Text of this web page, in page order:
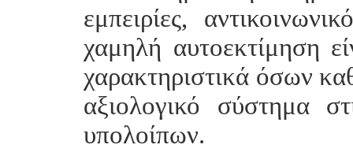
εμπειρίες,
χαμηλή αυτοεκτίμηση
χαρακτηριστικά όσων
αξιολογικό σύστημα
υπολοίπων.